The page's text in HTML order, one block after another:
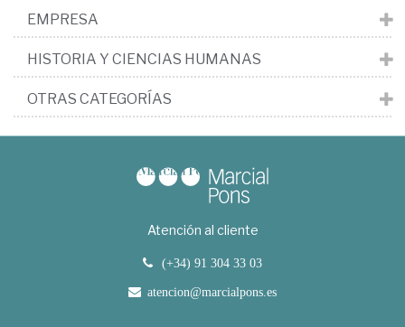
EMPRESA
HISTORIA Y CIENCIAS HUMANAS
OTRAS CATEGORÍAS
Atención al cliente
(+34) 91 304 33 03
atencion@marcialpons.es